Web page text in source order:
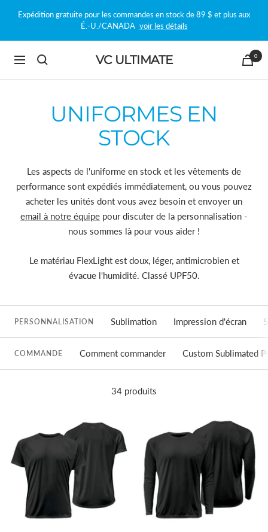
Expédition gratuite pour les commandes en stock de 89 $ et plus aux
É.-U./CANADA voir les détails
Navigation VC ULTIMATE 0
UNIFORMES EN
STOCK
Les aspects de l'uniforme en stock et les vêtements de
performance sont expédiés immédiatement, ou vous pouvez
acheter les unités dont vous avez besoin et envoyer un
email à notre équipe pour discuter de la personnalisation -
nous sommes là pour vous aider !
Le matériau FlexLight est doux, léger, antimicrobien et
évacue l'humidité. Classé UPF50.
PERSONNALISATION Sublimation Impression d'écran
COMMANDE Comment commander Custom Sublimated
34 produits